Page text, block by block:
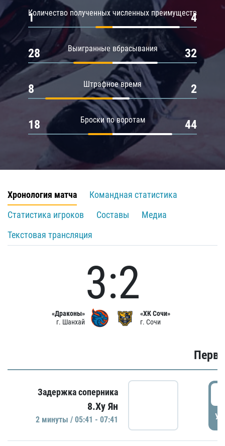
Количество полученных численных преимуществ
1 4
Выигранные вбрасывания
28 32
Штрафное время
8 2
Броски по воротам
18 44
Хронология матча
Командная статистика
Статистика игроков
Составы
Медиа
Текстовая трансляция
«Драконы»
г. Шанхай
3:2
«ХК Сочи»
г. Сочи
Задержка соперника
8.Ху Ян
2 минуты / 05:41 - 07:41